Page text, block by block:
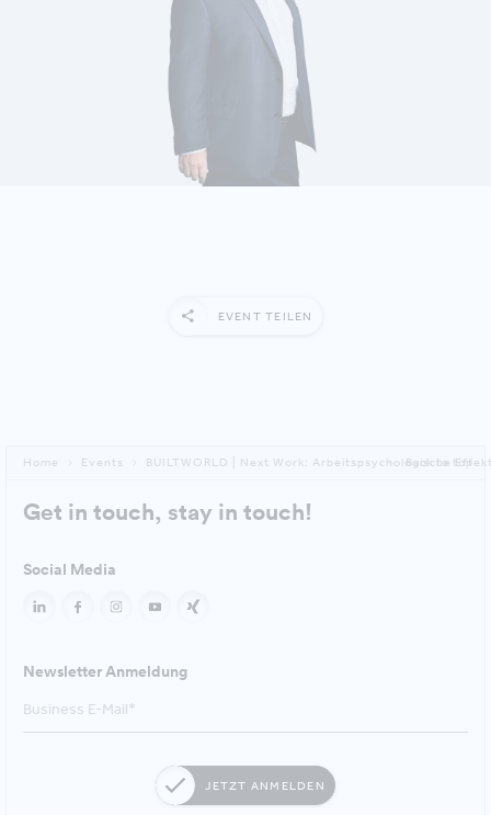
MEHR ERFAHREN
EVENT TEILEN
Home Events BUILTWORLD | Next Work: Arbeitspsychologische
Back to top
Get in touch, stay in touch!
Social Media
Newsletter Anmeldung
JETZT ANMELDEN